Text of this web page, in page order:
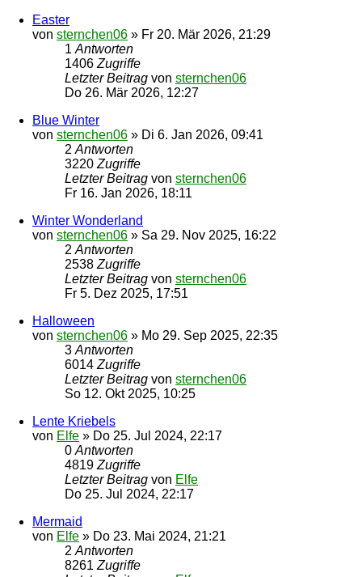
Easter
von sternchen06 » Fr 20. Mär 2026, 21:29
1 Antworten
1406 Zugriffe
Letzter Beitrag von sternchen06
Do 26. Mär 2026, 12:27
Blue Winter
von sternchen06 » Di 6. Jan 2026, 09:41
2 Antworten
3220 Zugriffe
Letzter Beitrag von sternchen06
Fr 16. Jan 2026, 18:11
Winter Wonderland
von sternchen06 » Sa 29. Nov 2025, 16:22
2 Antworten
2538 Zugriffe
Letzter Beitrag von sternchen06
Fr 5. Dez 2025, 17:51
Halloween
von sternchen06 » Mo 29. Sep 2025, 22:35
3 Antworten
6014 Zugriffe
Letzter Beitrag von sternchen06
So 12. Okt 2025, 10:25
Lente Kriebels
von Elfe » Do 25. Jul 2024, 22:17
0 Antworten
4819 Zugriffe
Letzter Beitrag von Elfe
Do 25. Jul 2024, 22:17
Mermaid
von Elfe » Do 23. Mai 2024, 21:21
2 Antworten
8261 Zugriffe